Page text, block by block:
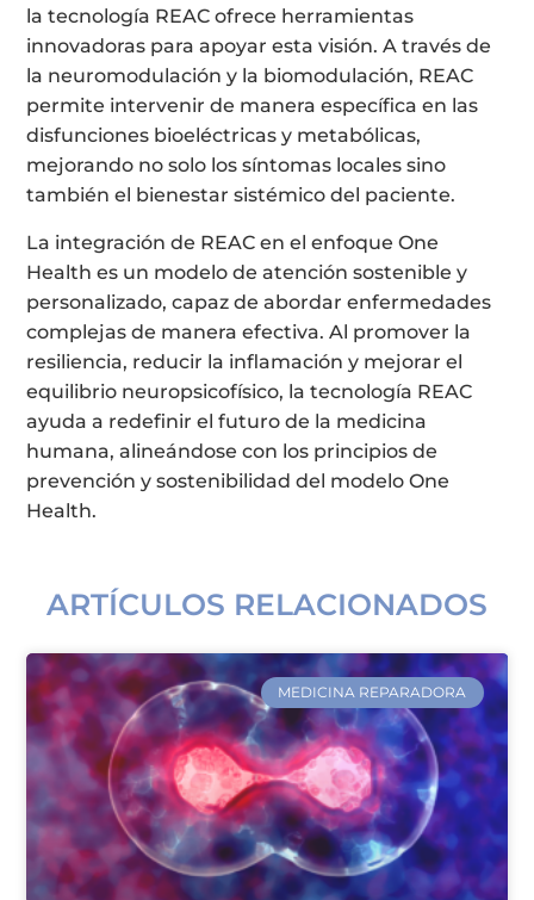
la tecnología REAC ofrece herramientas
innovadoras para apoyar esta visión. A través de
la neuromodulación y la biomodulación, REAC
permite intervenir de manera específica en las
disfunciones bioeléctricas y metabólicas,
mejorando no solo los síntomas locales sino
también el bienestar sistémico del paciente.
La integración de REAC en el enfoque One
Health es un modelo de atención sostenible y
personalizado, capaz de abordar enfermedades
complejas de manera efectiva. Al promover la
resiliencia, reducir la inflamación y mejorar el
equilibrio neuropsicofísico, la tecnología REAC
ayuda a redefinir el futuro de la medicina
humana, alineándose con los principios de
prevención y sostenibilidad del modelo One
Health.
ARTÍCULOS RELACIONADOS
MEDICINA REPARADORA